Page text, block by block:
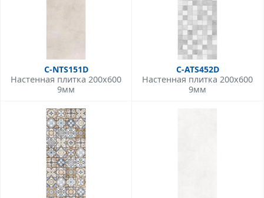
C-NTS151D
Настенная плитка 200x600
9мм
C-ATS452D
Настенная плитка 200x600
9мм